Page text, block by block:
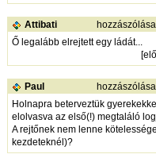
Attibati
Ő legalább elrejtett egy ládát...
[
Paul
Holnapra beterveztük
elolvasva az első(!) megtaláló
A rejtőnek nem lenne
kezdeteknél)?